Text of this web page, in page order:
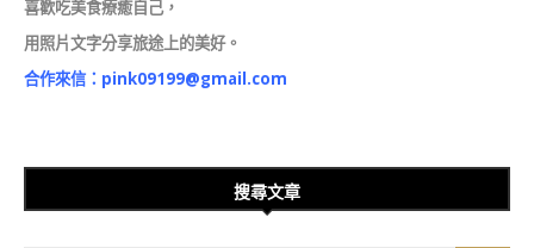
喜歡吃美食療癒自己，
用照片文字分享旅途上的美好。
合作來信： pink09199@gmail.com
搜尋文章